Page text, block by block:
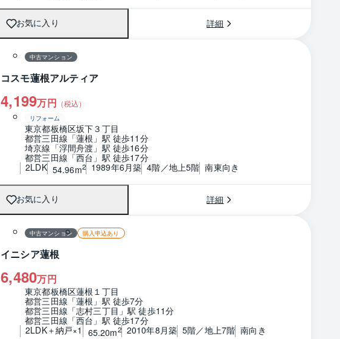
お気に入り 詳細
中古マンション
コスモ蓮根アルティア
4,199万円 （税込）
リフォーム
東京都板橋区坂下３丁目
都営三田線「蓮根」駅 徒歩11分
埼京線「浮間舟渡」駅 徒歩16分
都営三田線「西台」駅 徒歩17分
2LDK 54.96m2 1989年6月築 4階／地上5階 南東向き
お気に入り 詳細
中古マンション 購入申込あり
イニシア蓮根
6,480万円
東京都板橋区蓮根１丁目
都営三田線「蓮根」駅 徒歩7分
都営三田線「志村三丁目」駅 徒歩11分
都営三田線「西台」駅 徒歩17分
2LDK＋納戸×1
65.20m2 2010年8月築 5階／地上7階 南向き